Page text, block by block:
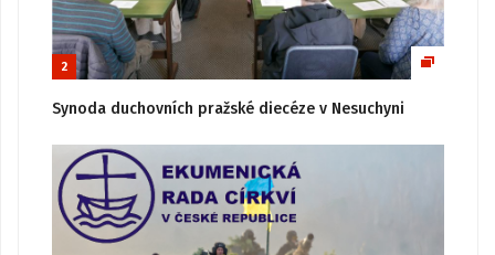
2
Synoda duchovních pražské diecéze v Nesuchyni